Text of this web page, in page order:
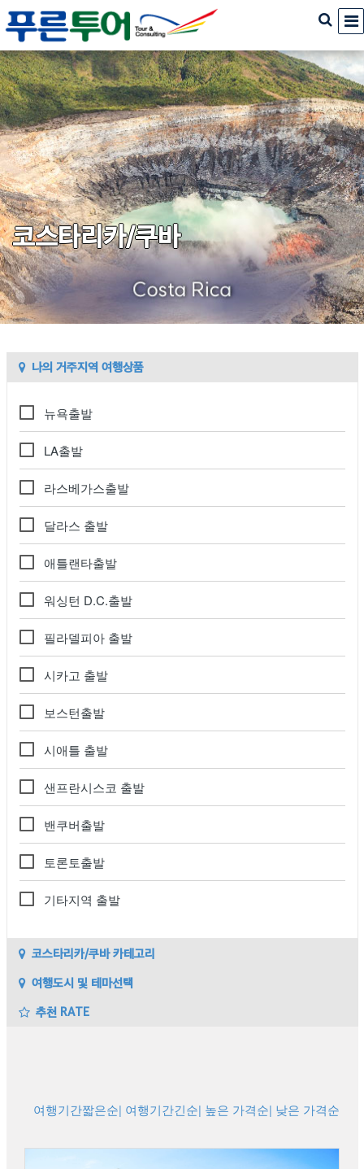
코스타리카/쿠바
나의 거주지역 여행상품
뉴욕출발
LA출발
라스베가스출발
달라스 출발
애틀랜타출발
워싱턴 D.C.출발
필라델피아 출발
시카고 출발
보스턴출발
시애틀 출발
샌프란시스코 출발
밴쿠버출발
토론토출발
기타지역 출발
코스타리카/쿠바 카테고리
여행도시 및 테마선택
추천 RATE
여행기간짧은순| 여행기간긴순| 높은 가격순| 낮은 가격순